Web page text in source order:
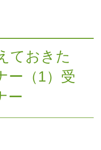
ておきた
ー（1）受
ー